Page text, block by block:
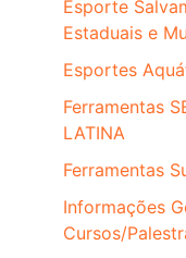
Esporte
Estaduais e
Esportes
Ferramentas
LATINA
Ferramentas
Informações
Cursos/